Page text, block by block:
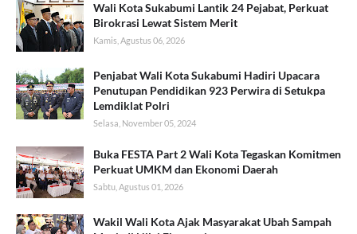
Wali Kota Sukabumi Lantik 24 Pejabat, Perkuat
Birokrasi Lewat Sistem Merit
Kamis, Agustus 06, 2026
Penjabat Wali Kota Sukabumi Hadiri Upacara
Penutupan Pendidikan 923 Perwira di Setukpa
Lemdiklat Polri
Selasa, November 05, 2024
Buka FESTA Part 2 Wali Kota Tegaskan Komitmen
Perkuat UMKM dan Ekonomi Daerah
Sabtu, Agustus 01, 2026
Wakil Wali Kota Ajak Masyarakat Ubah Sampah